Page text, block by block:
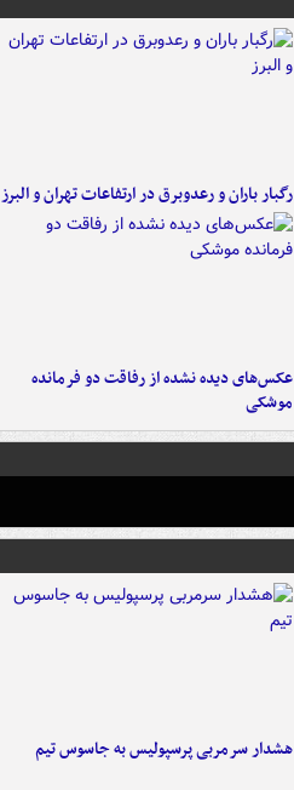
رگبار باران و رعدوبرق در ارتفاعات تهران و البرز
عکس‌های دیده نشده از رفاقت دو فرمانده‌
موشکی
هشدار سرمربی پرسپولیس به جاسوس تیم